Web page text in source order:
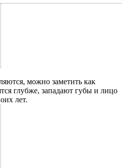
можно заметить как
глубже, западают губы и лицо
лет.